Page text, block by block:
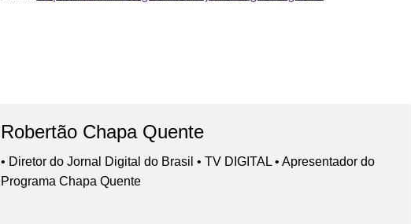
Robertão Chapa Quente
• Diretor do Jornal Digital do Brasil • TV DIGITAL • Apresentador do
Programa Chapa Quente